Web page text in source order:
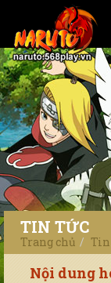
TIN TỨC
Trang chủ
Nội dung